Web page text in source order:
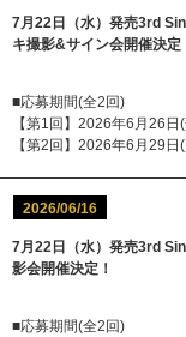
7月22日（水）発売3rd
キ撮影&サイン会開催決定
■応募期間(全2回)
【第1回】2026年6月26
【第2回】2026年6月29
2026/06/16
7月22日（水）発売3rd
影会開催決定！
■応募期間(全2回)